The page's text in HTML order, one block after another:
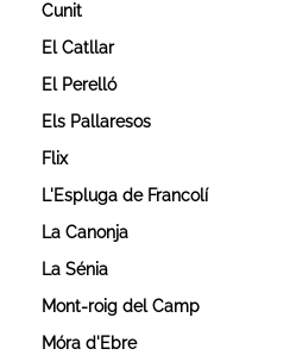
Cunit
El Catllar
El Perelló
Els Pallaresos
Flix
L'Espluga de Francolí
La Canonja
La Sénia
Mont-roig del Camp
Móra d'Ebre